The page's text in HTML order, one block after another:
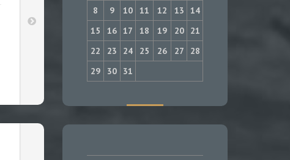
8
9 10 11 12 13
14
15
16 17 18 19 20
21
22
23 24 25 26 27
28
29
30 31